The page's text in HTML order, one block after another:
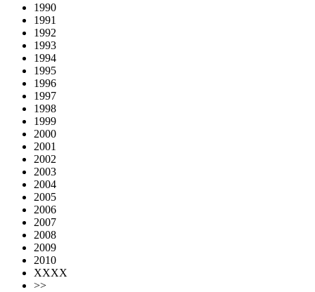
1990
1991
1992
1993
1994
1995
1996
1997
1998
1999
2000
2001
2002
2003
2004
2005
2006
2007
2008
2009
2010
XXXX
>>